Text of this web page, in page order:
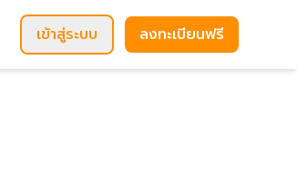
เข้าสู่ระบบ ลงทะเบียนฟรี